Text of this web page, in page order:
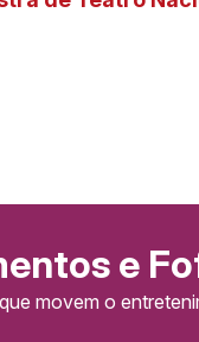
e
movem o